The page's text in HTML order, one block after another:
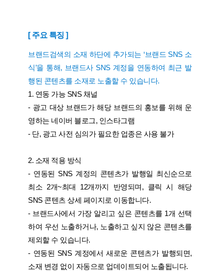
[ 주요 특징 ]
브랜드검색의 소재 하단에 추가되는 ‘브랜드 SNS 소
식’을 통해, 브랜드사 SNS 계정을 연동하여 최근 발
행된 콘텐츠를 소재로 노출할 수 있습니다.
1. 연동 가능 SNS 채널
- 광고 대상 브랜드가 해당 브랜드의 홍보를 위해 운
영하는 네이버 블로그, 인스타그램
- 단, 광고 사전 심의가 필요한 업종은 사용 불가
2. 소재 적용 방식
- 연동된 SNS 계정의 콘텐츠가 발행일 최신순으로
최소 2개~최대 12개까지 반영되며, 클릭 시 해당
SNS 콘텐츠 상세 페이지로 이동합니다.
- 브랜드사에서 가장 알리고 싶은 콘텐츠를 1개 선택
하여 우선 노출하거나, 노출하고 싶지 않은 콘텐츠를
제외할 수 있습니다.
- 연동된 SNS 계정에서 새로운 콘텐츠가 발행되면,
소재 변경 없이 자동으로 업데이트되어 노출됩니다.